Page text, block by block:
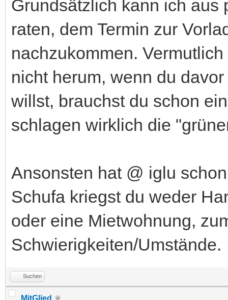
Grundsätzlich kann ich aus
raten, dem Termin zur
nachzukommen.
nicht herum, wenn du
willst, brauchst du schon
schlagen wirklich die
Ansonsten hat @ iglu
Schufa kriegst du weder
oder eine Mietwohnung,
Schwierigkeiten/Umstände.
Suchen
MitGlied